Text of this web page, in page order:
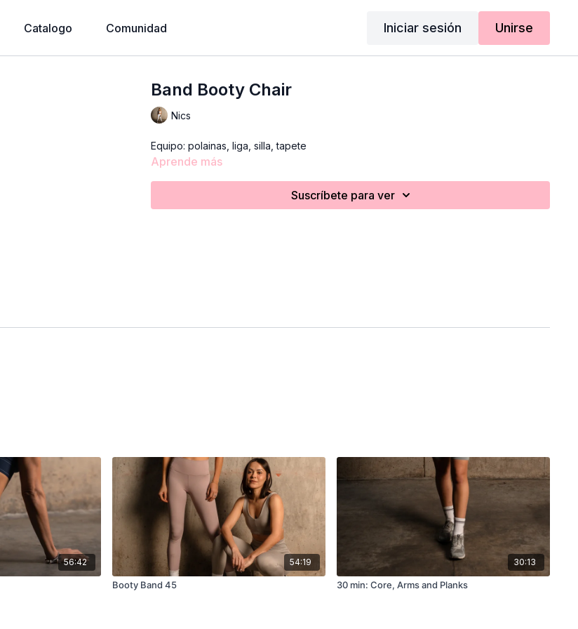
Catalogo Comunidad Iniciar sesión Unirse
Band Booty Chair
Nics
Equipo: polainas, liga, silla, tapete
Aprende más
Suscríbete para ver
56:42 54:19
Booty Band 45
30:13
30 min: Core, Arms and Planks